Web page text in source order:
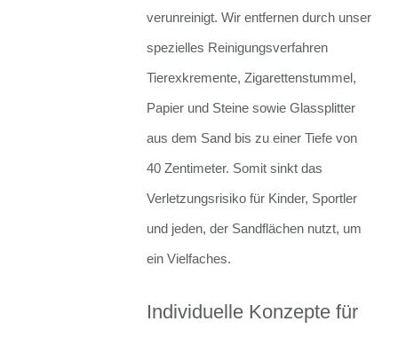
verunreinigt. Wir entfernen durch unser
spezielles Reinigungsverfahren
Tierexkremente, Zigarettenstummel,
Papier und Steine sowie Glassplitter
aus dem Sand bis zu einer Tiefe von
40 Zentimeter. Somit sinkt das
Verletzungsrisiko für Kinder, Sportler
und jeden, der Sandflächen nutzt, um
ein Vielfaches.
Individuelle Konzepte für